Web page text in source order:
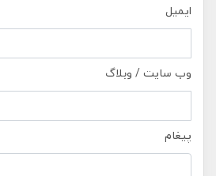
ایمیل
وب سایت / وبلاگ
پیغام